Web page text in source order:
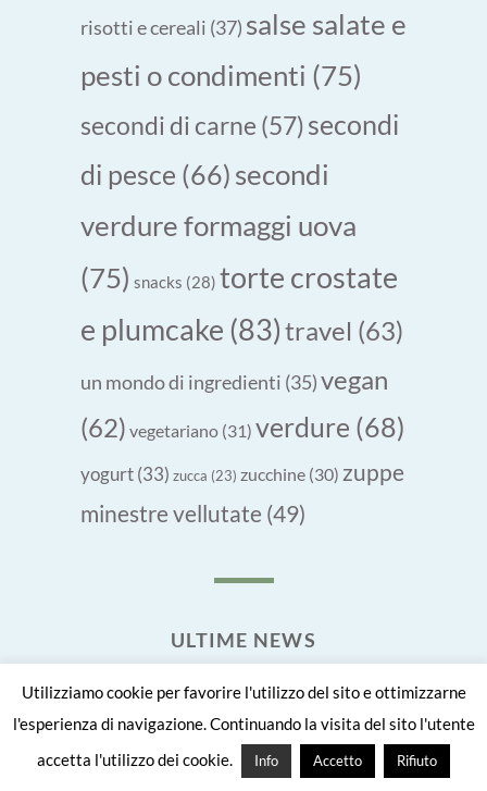
risotti e cereali (37) salse salate e
pesti o condimenti (75)
secondi di carne (57)secondi
di pesce (66) secondi
verdure formaggi uova
(75) snacks (28) torte crostate
e plumcake (83)travel (63)
un mondo di ingredienti (35)vegan
(62) vegetariano (31) verdure (68)
yogurt(33) zucca (23) zucchine (30) zuppe
minestre vellutate (49)
ULTIME NEWS
Crepes di quinoa al pomodoro e origano
1 Luglio 2026
Pane keto di thaina
1 Giugno 2026
Utilizziamo cookie per favorire l'utilizzo del sito e ottimizzarne
l'esperienza di navigazione. Continuando la visita del sito l'utente
accetta l'utilizzo dei cookie.
Info Accetto Rifiuto